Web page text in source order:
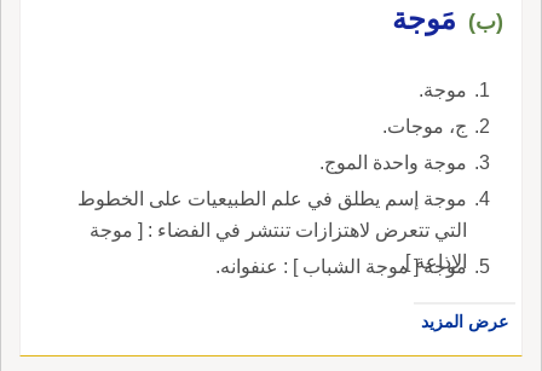
(ب) مَوجة
موجة.
ج، موجات.
موجة واحدة الموج.
موجة إسم يطلق في علم الطبيعيات على الخطوط
التي تتعرض لاهتزازات تنتشر في الفضاء : [ موجة
الإذاعة ].
موجة [ موجة الشباب ] : عنفوانه.
عرض المزيد